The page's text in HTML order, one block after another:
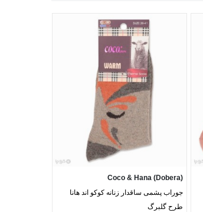
Coco & Hana (Dobera)
جوراب پشمی ساقدار زنانه کوکو اند هانا
طرح گلبرگ